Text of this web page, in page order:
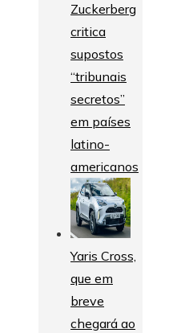
Zuckerberg
critica
supostos
“tribunais
secretos”
em países
latino-
americanos
Yaris Cross,
que em
breve
chegará ao